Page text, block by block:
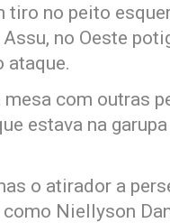
no peito
no Oeste
ataque.
com outras
estava na
o atirador a
Niellyson